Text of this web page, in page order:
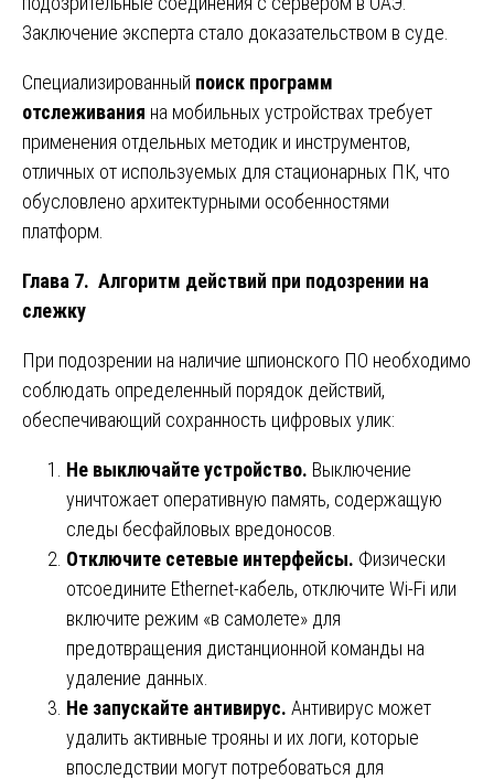
Заключение эксперта стало доказательством в суде.
Специализированный поиск программ
отслеживания на мобильных устройствах требует
применения отдельных методик и инструментов,
отличных от используемых для стационарных ПК, что
обусловлено архитектурными особенностями
платформ.
Глава 7. Алгоритм действий при подозрении на
слежку
При подозрении на наличие шпионского ПО необходимо
соблюдать определенный порядок действий,
обеспечивающий сохранность цифровых улик:
Не выключайте устройство. Выключение
уничтожает оперативную память, содержащую
следы бесфайловых вредоносов.
Отключите сетевые интерфейсы. Физически
отсоедините Ethernet-кабель, отключите Wi-Fi или
включите режим «в самолете» для
предотвращения дистанционной команды на
удаление данных.
Не запускайте антивирус. Антивирус может
удалить активные трояны и их логи, которые
впоследствии могут потребоваться для